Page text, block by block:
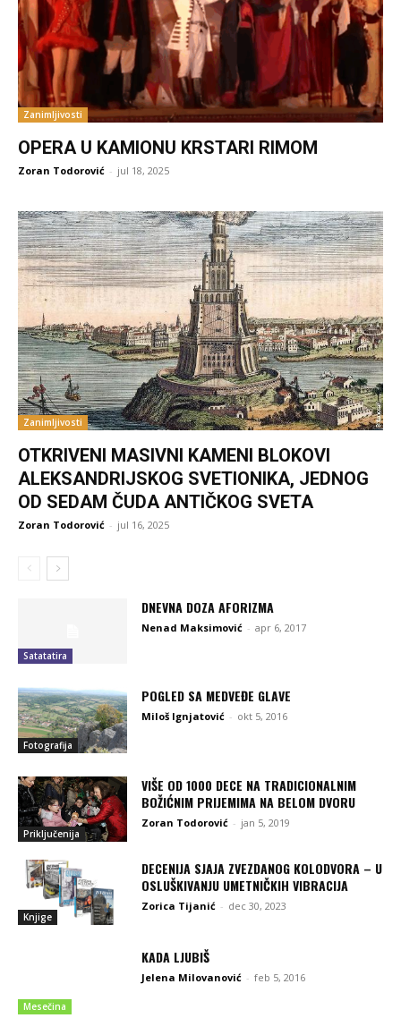
Zanimljivosti
OPERA U KAMIONU KRSTARI RIMOM
Zoran Todorović - jul 18, 2025
Zanimljivosti
OTKRIVENI MASIVNI KAMENI BLOKOVI
ALEKSANDRIJSKOG SVETIONIKA, JEDNOG
OD SEDAM ČUDA ANTIČKOG SVETA
Zoran Todorović - jul 16, 2025
Satatatira
DNEVNA DOZA AFORIZMA
Nenad Maksimović - apr 6, 2017
Fotografija
POGLED SA MEDVEĐE GLAVE
Miloš Ignjatović - okt 5, 2016
Priključenija
VIŠE OD 1000 DECE NA TRADICIONALNIM
BOŽIĆNIM PRIJEMIMA NA BELOM DVORU
Zoran Todorović - jan 5, 2019
Knjige
DECENIJA SJAJA ZVEZDANOG KOLODVORA – U
OSLUŠKIVANJU UMETNIČKIH VIBRACIJA
Zorica Tijanić - dec 30, 2023
Mesečina
KADA LJUBIŠ
Jelena Milovanović - feb 5, 2016